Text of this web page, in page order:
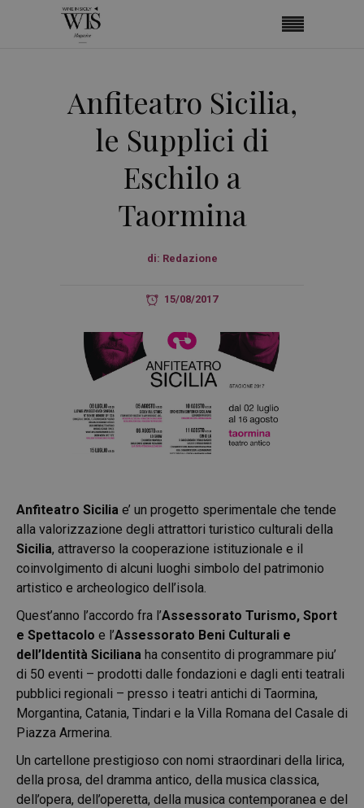
Anfiteatro Sicilia,
le Supplici di
Eschilo a
Taormina
di: Redazione
15/08/2017
Anfiteatro Sicilia e’ un progetto sperimentale che tende
alla valorizzazione degli attrattori turistico culturali della
Sicilia, attraverso la cooperazione istituzionale e il
coinvolgimento di alcuni luoghi simbolo del patrimonio
artistico e archeologico dell’isola.
Quest’anno l’accordo fra l’Assessorato Turismo, Sport
e Spettacolo e l’Assessorato Beni Culturali e
dell’Identità Siciliana ha consentito di programmare piu’
di 50 eventi – prodotti dalle fondazioni e dagli enti teatrali
pubblici regionali – presso i teatri antichi di Taormina,
Morgantina, Catania, Tindari e la Villa Romana del Casale di
Piazza Armerina.
Un cartellone prestigioso con nomi straordinari della lirica,
della prosa, del dramma antico, della musica classica,
dell’opera, dell’operetta, della musica contemporanea e del